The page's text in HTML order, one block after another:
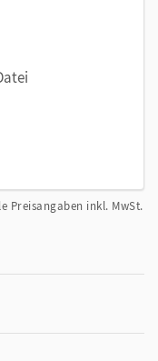
Preisangaben inkl. MwSt.